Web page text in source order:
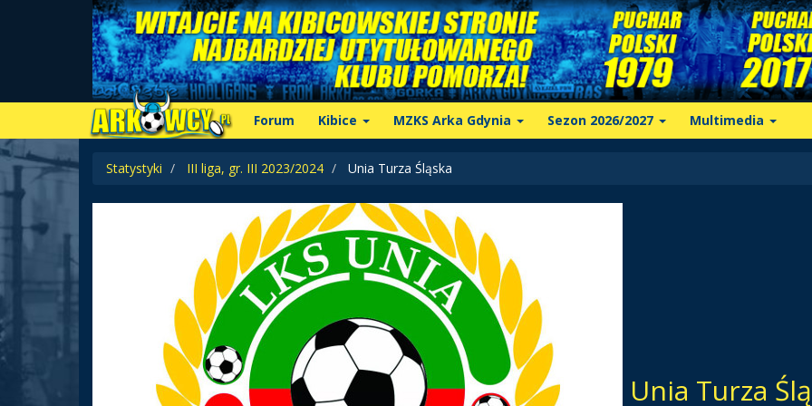
Forum Kibice MZKS Arka Gdynia Sezon 2026/2027 Multimedia
Statystyki III liga, gr. III 2023/2024 Unia Turza Śląska
Unia Turza